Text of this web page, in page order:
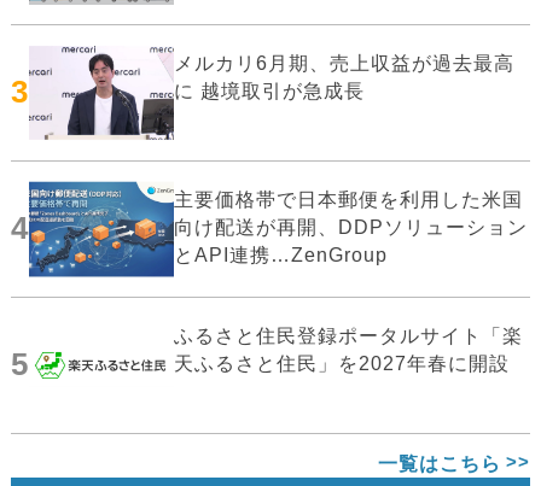
3
メルカリ6月期、売上収益が過去最高
に 越境取引が急成長
4
主要価格帯で日本郵便を利用した米国
向け配送が再開、DDPソリューション
とAPI連携…ZenGroup
5
ふるさと住民登録ポータルサイト「楽
天ふるさと住民」を2027年春に開設
一覧はこちら